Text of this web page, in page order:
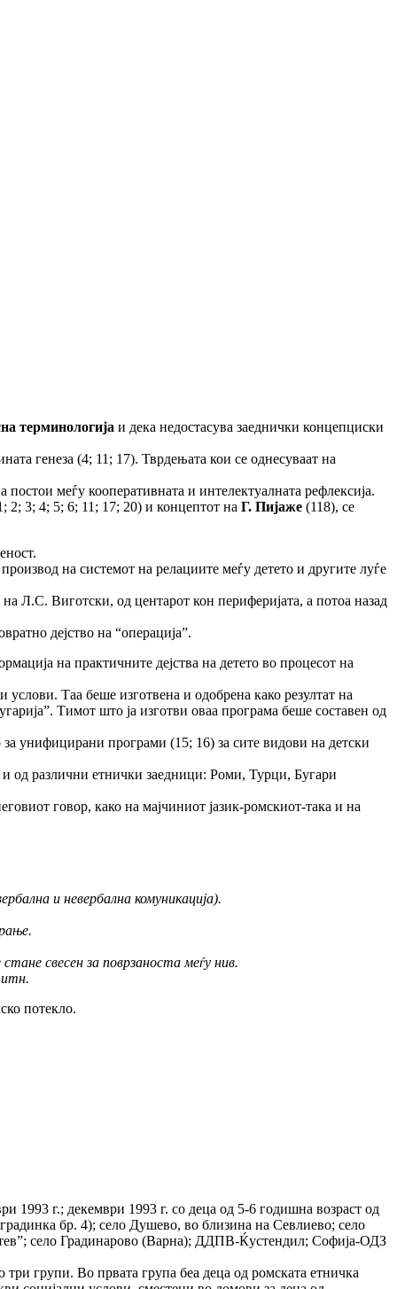
терминологија и дека недостасува заеднички концепциски
генеза (4; 11; 17). Тврдењата кои се однесуваат на
постои меѓу кооперативната и интелектуалната рефлексија.
2; 3; 4; 5; 6; 11; 17; 20) и концептот на Г. Пијаже (118), се
на системот на релациите меѓу детето и другите луѓе
Л.С. Виготски, од центарот кон периферијата, а потоа назад
дејство на “операција”.
на практичните дејства на детето во процесот на
Таа беше изготвена и одобрена како резултат на
Тимот што ја изготви оваа програма беше составен од
унифицирани програми (15; 16) за сите видови на детски
и од различни етнички заедници: Роми, Турци, Бугари
говор, како на мајчиниот јазик-ромскиот-така и на
и невербална комуникација).
свесен за поврзаноста меѓу нив.
итн.
потекло.
1993 г.; декември 1993 г. со деца од 5-6 годишна возраст од
бр. 4); село Душево, во близина на Севлиево; село
село Градинарово (Варна); ДДПВ-Ќустендил; Софија-ОДЗ
групи. Во првата група беа деца од ромската етничка